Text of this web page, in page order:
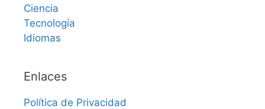
Ciencia
Tecnología
Idiomas
Enlaces
Política de Privacidad